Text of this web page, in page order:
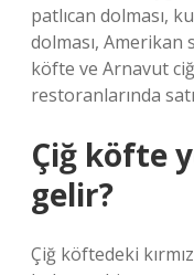
patlıcan dolması,
dolması, Amerikan
köfte ve Arnavut
restoranlarında
Çiğ köfte
gelir?
Çiğ köftedeki